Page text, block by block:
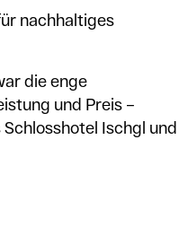
nachhaltiges
die enge
und Preis –
Ischgl und